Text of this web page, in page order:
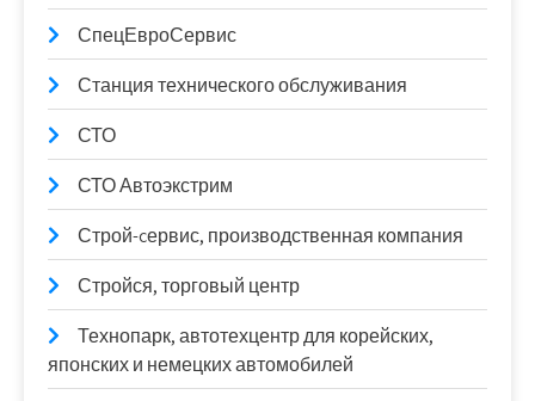
СпецЕвроСервис
Станция технического обслуживания
СТО
СТО Автоэкстрим
Строй-cервис, производственная компания
Стройся, торговый центр
Технопарк, автотехцентр для корейских,
японских и немецких автомобилей